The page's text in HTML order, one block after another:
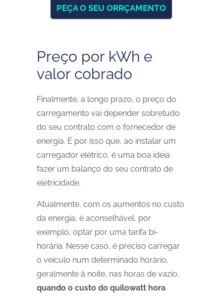
PEÇA O SEU ORRÇAMENTO
Preço por kWh e
valor cobrado
Finalmente, a longo prazo, o preço do
carregamento vai depender sobretudo
do seu contrato com o fornecedor de
energia. É por isso que, ao instalar um
carregador elétrico, é uma boa ideia
fazer um balanço do seu contrato de
eletricidade.
Atualmente, com os aumentos no custo
da energia, é aconselhável, por
exemplo, optar por uma tarifa bi-
horária. Nesse caso, é preciso carregar
o veículo num determinado horário,
geralmente à noite, nas horas de vazio,
quando o custo do quilowatt hora